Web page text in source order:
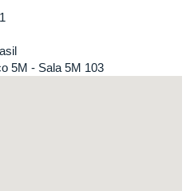
5M - Sala 5M 103